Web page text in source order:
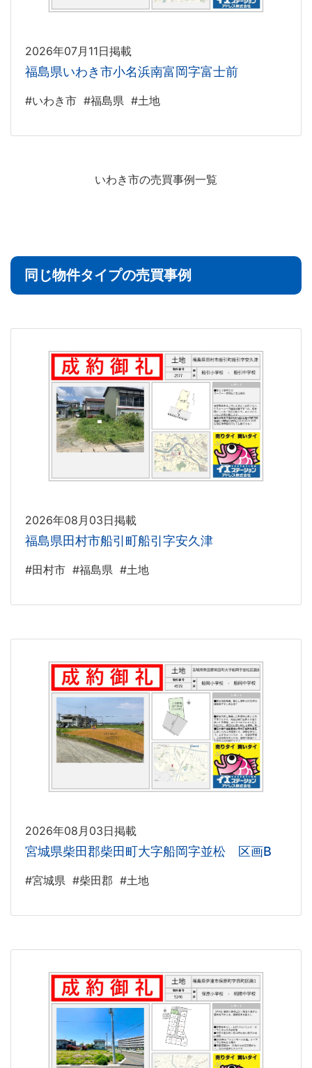
2026年07月11日掲載
福島県いわき市小名浜南富岡字富士前
#いわき市 #福島県 #土地
いわき市の売買事例一覧
同じ物件タイプの売買事例
2026年08月03日掲載
福島県田村市船引町船引字安久津
#田村市 #福島県 #土地
2026年08月03日掲載
宮城県柴田郡柴田町大字船岡字並松 区画B
#宮城県 #柴田郡 #土地